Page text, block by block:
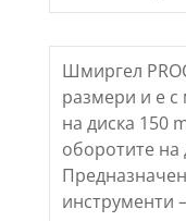
Шмиргел
размери и е
на диска 150
оборотите на
инструменти